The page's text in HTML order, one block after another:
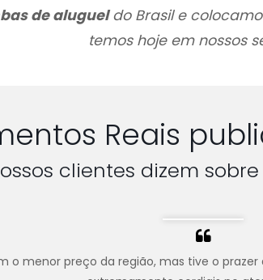
de alugueldo Brasil e
temos hoje em nossos
Reais
clientes dizem
o menor preço da região, mas tive o